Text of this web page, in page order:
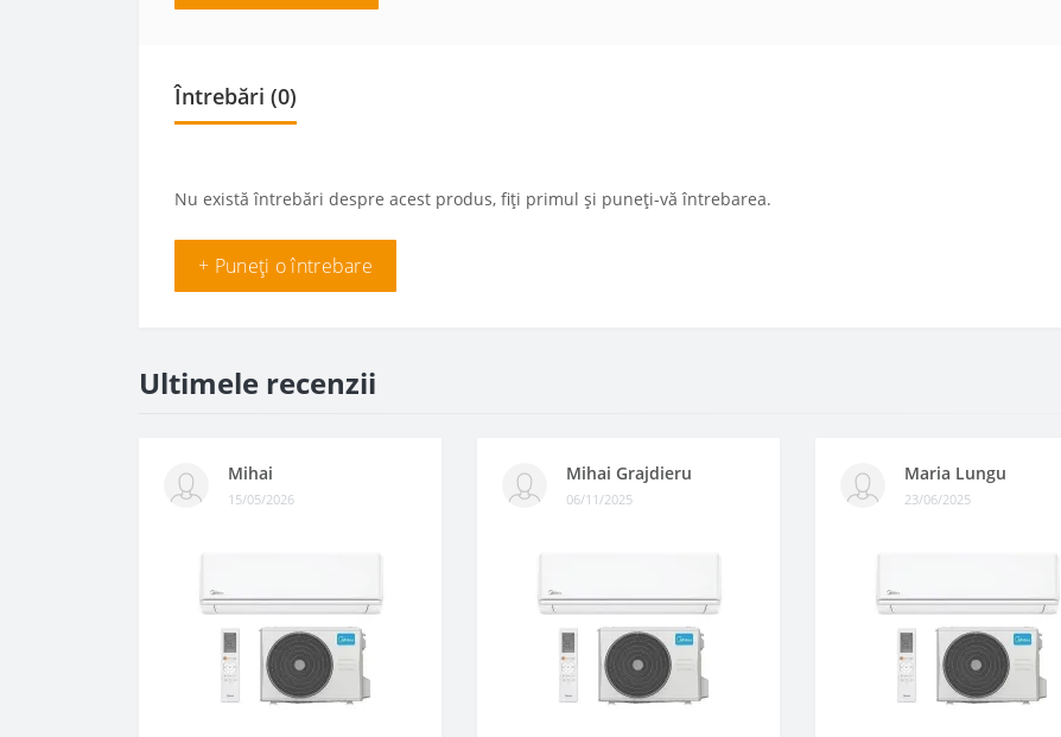
Întrebări (0)
Nu există întrebări despre acest produs, fiți primul și puneți-vă întrebarea.
+ Puneți o întrebare
Ultimele recenzii
Mihai
15/05/2026
Mihai Grajdieru
06/11/2025
Maria Lungu
23/06/2025